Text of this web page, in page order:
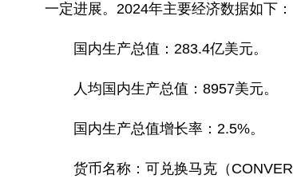
一定进展。2024年主要经济数据如下：
国内生产总值：283.4亿美元。
人均国内生产总值：8957美元。
国内生产总值增长率：2.5%。
货币名称：可兑换马克（